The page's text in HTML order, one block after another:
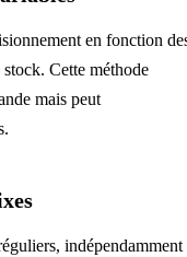
en fonction
Cette méthode
mais peut
indépendamment